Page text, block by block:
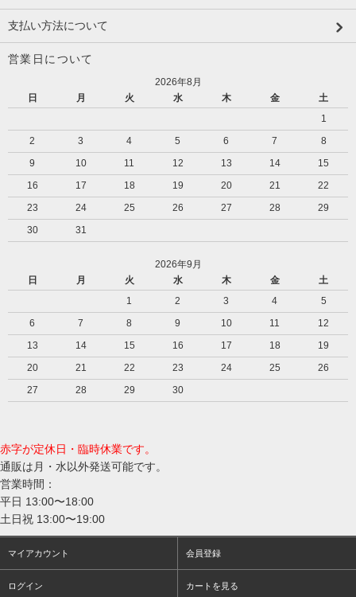
支払い方法について
営業日について
2026年8月
日
月 火 水 木 金
土
1
2
3 4 5 6 7
8
9
10 11 12 13 14
15
16
17 18 19 20 21
22
23
24 25 26 27 28
29
30
31
2026年9月
日
月 火 水 木 金
土
1
2 3 4
5
6
7 8 9 10 11
12
13
14 15 16 17 18
19
20
21 22 23 24 25
26
27
28 29 30
赤字が定休日・臨時休業です。
通販は月・水以外発送可能です。
営業時間：
平日 13:00〜18:00
土日祝 13:00〜19:00
マイアカウント 会員登録
ログイン カートを見る